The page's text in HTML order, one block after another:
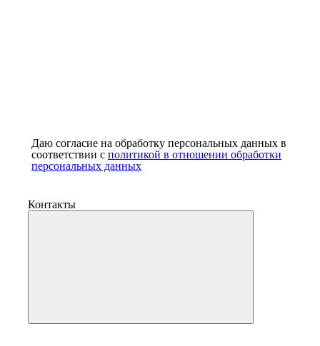
Даю согласие на обработку персональных данных в
соответствии с политикой в отношении обработки
персональных данных
Контакты